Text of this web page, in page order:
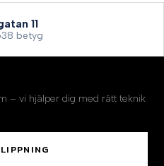
11
betyg
– vi hjälper dig med rätt teknik